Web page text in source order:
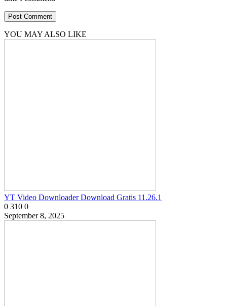
YOU MAY ALSO LIKE
YT Video Downloader Download Gratis 11.26.1
0 310 0
September 8, 2025